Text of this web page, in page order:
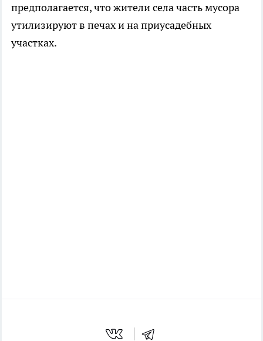
предполагается, что жители села часть мусора
утилизируют в печах и на приусадебных
участках.